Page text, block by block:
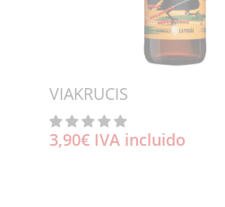
VIAKRUCIS
3,90€ IVA incluido